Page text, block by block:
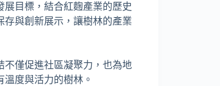
目標，結合紅麴產業的歷史
與創新展示，讓樹林的產業
不僅促進社區凝聚力，也為地
度與活力的樹林。